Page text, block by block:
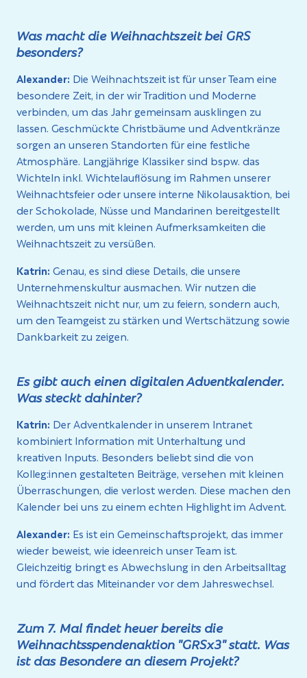
Was macht die Weihnachtszeit bei GRS
besonders?
Alexander: Die Weihnachtszeit ist für unser Team eine
besondere Zeit, in der wir Tradition und Moderne
verbinden, um das Jahr gemeinsam ausklingen zu
lassen. Geschmückte Christbäume und Adventkränze
sorgen an unseren Standorten für eine festliche
Atmosphäre. Langjährige Klassiker sind bspw. das
Wichteln inkl. Wichtelauflösung im Rahmen unserer
Weihnachtsfeier oder unsere interne Nikolausaktion, bei
der Schokolade, Nüsse und Mandarinen bereitgestellt
werden, um uns mit kleinen Aufmerksamkeiten die
Weihnachtszeit zu versüßen.
Katrin: Genau, es sind diese Details, die unsere
Unternehmenskultur ausmachen. Wir nutzen die
Weihnachtszeit nicht nur, um zu feiern, sondern auch,
um den Teamgeist zu stärken und Wertschätzung sowie
Dankbarkeit zu zeigen.
Es gibt auch einen digitalen Adventkalender.
Was steckt dahinter?
Katrin: Der Adventkalender in unserem Intranet
kombiniert Information mit Unterhaltung und
kreativen Inputs. Besonders beliebt sind die von
Kolleg:innen gestalteten Beiträge, versehen mit kleinen
Überraschungen, die verlost werden. Diese machen den
Kalender bei uns zu einem echten Highlight im Advent.
Alexander: Es ist ein Gemeinschaftsprojekt, das immer
wieder beweist, wie ideenreich unser Team ist.
Gleichzeitig bringt es Abwechslung in den Arbeitsalltag
und fördert das Miteinander vor dem Jahreswechsel.
Zum 7. Mal findet heuer bereits die
Weihnachtsspendenaktion "GRSx3" statt. Was
ist das Besondere an diesem Projekt?